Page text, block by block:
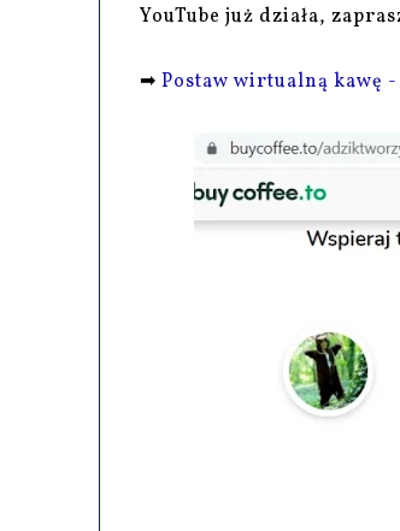
YouTube już działa,
➡ Postaw wirtualną kawę